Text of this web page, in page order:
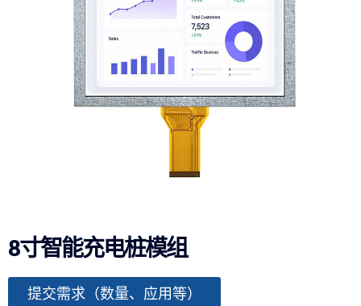
8寸智能充电桩模组
提交需求（数量、应用等）